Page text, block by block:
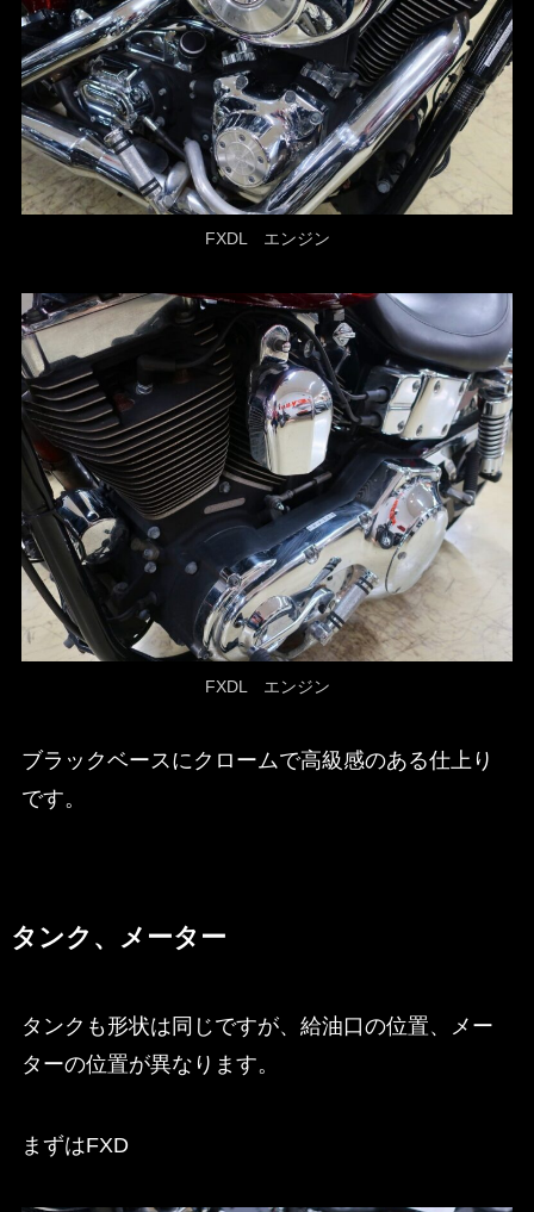
FXDL エンジン
FXDL エンジン
ブラックベースにクロームで高級感のある仕上り
です。
タンク、メーター
タンクも形状は同じですが、給油口の位置、メー
ターの位置が異なります。
まずはFXD